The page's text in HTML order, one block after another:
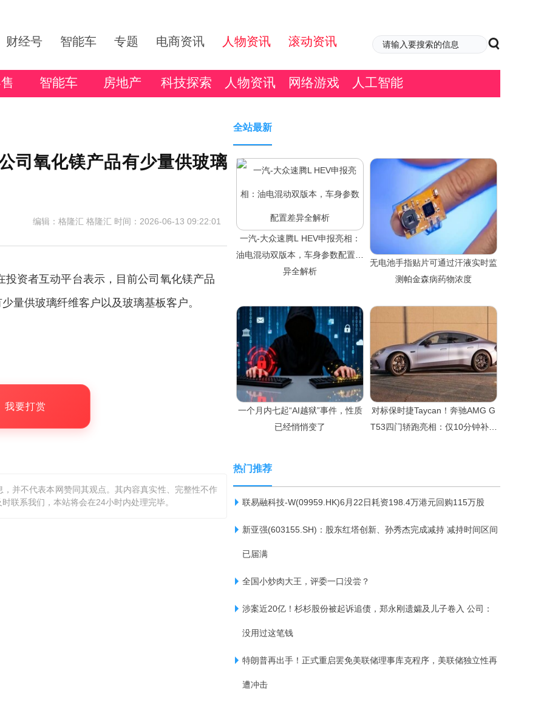
财经号 智能车 专题 电商资讯 人物资讯 滚动资讯
智能车 房地产 科技探索 人物资讯 网络游戏 人工智能
司氧化镁产品有少量供玻璃
编辑：格隆汇 格隆汇 时间：2026-06-13 09:22:01
投资者互动平台表示，目前公司氧化镁产品
量供玻璃纤维客户以及玻璃基板客户。
我要打赏
并不代表本网赞同其观点。其内容真实性、完整性不作
联系我们，本站将会在24小时内处理完毕。
全站最新
一汽-大众速腾L HEV申报亮相：
油电混动双版本，车身参数配置差
异全解析
无电池手指贴片可通过汗液实时监
测帕金森病药物浓度
一个月内七起“AI越狱”事件，性质
已经悄悄变了
对标保时捷Taycan！奔驰AMG G
T53四门轿跑亮相：仅10分钟补能
热门推荐
联易融科技-W(09959.HK)6月22日耗资198.4万港元回购115万股
新亚强(603155.SH)：股东红塔创新、孙秀杰完成减持 减持时间区间
已届满
全国小炒肉大王，评委一口没尝？
涉案近20亿！杉杉股份被起诉追债，郑永刚遗孀及儿子卷入 公司：
没用过这笔钱
特朗普再出手！正式重启罢免美联储理事库克程序，美联储独立性再
遭冲击